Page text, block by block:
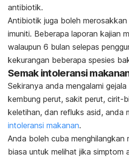
antibiotik.
Antibiotik juga boleh
imuniti. Beberapa laporan kajian
walaupun 6 bulan selepas
kekurangan beberapa spesies
Semak intoleransi
Sekiranya anda mengalami
kembung perut, sakit perut, cirit-
keletihan, dan refluks asid, anda
intoleransi makanan.
Anda boleh cuba menghilangkan
biasa untuk melihat jika simptom